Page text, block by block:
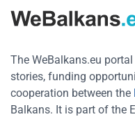
The WeBalkans.eu
stories, funding
cooperation between the
Balkans. It is part of the